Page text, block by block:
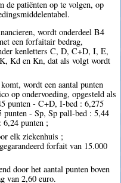
de patiënten op te volgen, op
wordt onderdeel B4
een forfaitair bedrag,
kenletters C, D, C+D, I, E,
Kd en Kn, dat als volgt wordt
wordt een aantal punten
op ondervoeding, opgesteld als
punten - C+D, I-bed : 6,275
- Sp, Sp pall-bed : 5,44
punten ;
elk ziekenhuis ;
forfait van 15.000
door het aantal punten boven
van 2,60 euro.